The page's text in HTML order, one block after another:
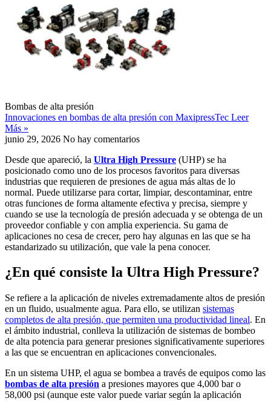
Bombas de alta presión
Innovaciones en bombas de alta presión con MaxipressTec Leer
Más »
junio 29, 2026 No hay comentarios
Desde que apareció, la Ultra High Pressure (UHP) se ha
posicionado como uno de los procesos favoritos para diversas
industrias que requieren de presiones de agua más altas de lo
normal. Puede utilizarse para cortar, limpiar, descontaminar, entre
otras funciones de forma altamente efectiva y precisa, siempre y
cuando se use la tecnología de presión adecuada y se obtenga de un
proveedor confiable y con amplia experiencia. Su gama de
aplicaciones no cesa de crecer, pero hay algunas en las que se ha
estandarizado su utilización, que vale la pena conocer.
¿En qué consiste la Ultra High Pressure?
Se refiere a la aplicación de niveles extremadamente altos de presión
en un fluido, usualmente agua. Para ello, se utilizan sistemas
completos de alta presión, que permiten una productividad lineal. En
el ámbito industrial, conlleva la utilización de sistemas de bombeo
de alta potencia para generar presiones significativamente superiores
a las que se encuentran en aplicaciones convencionales.
En un sistema UHP, el agua se bombea a través de equipos como las
bombas de alta presión a presiones mayores que 4,000 bar o
58,000 psi (aunque este valor puede variar según la aplicación